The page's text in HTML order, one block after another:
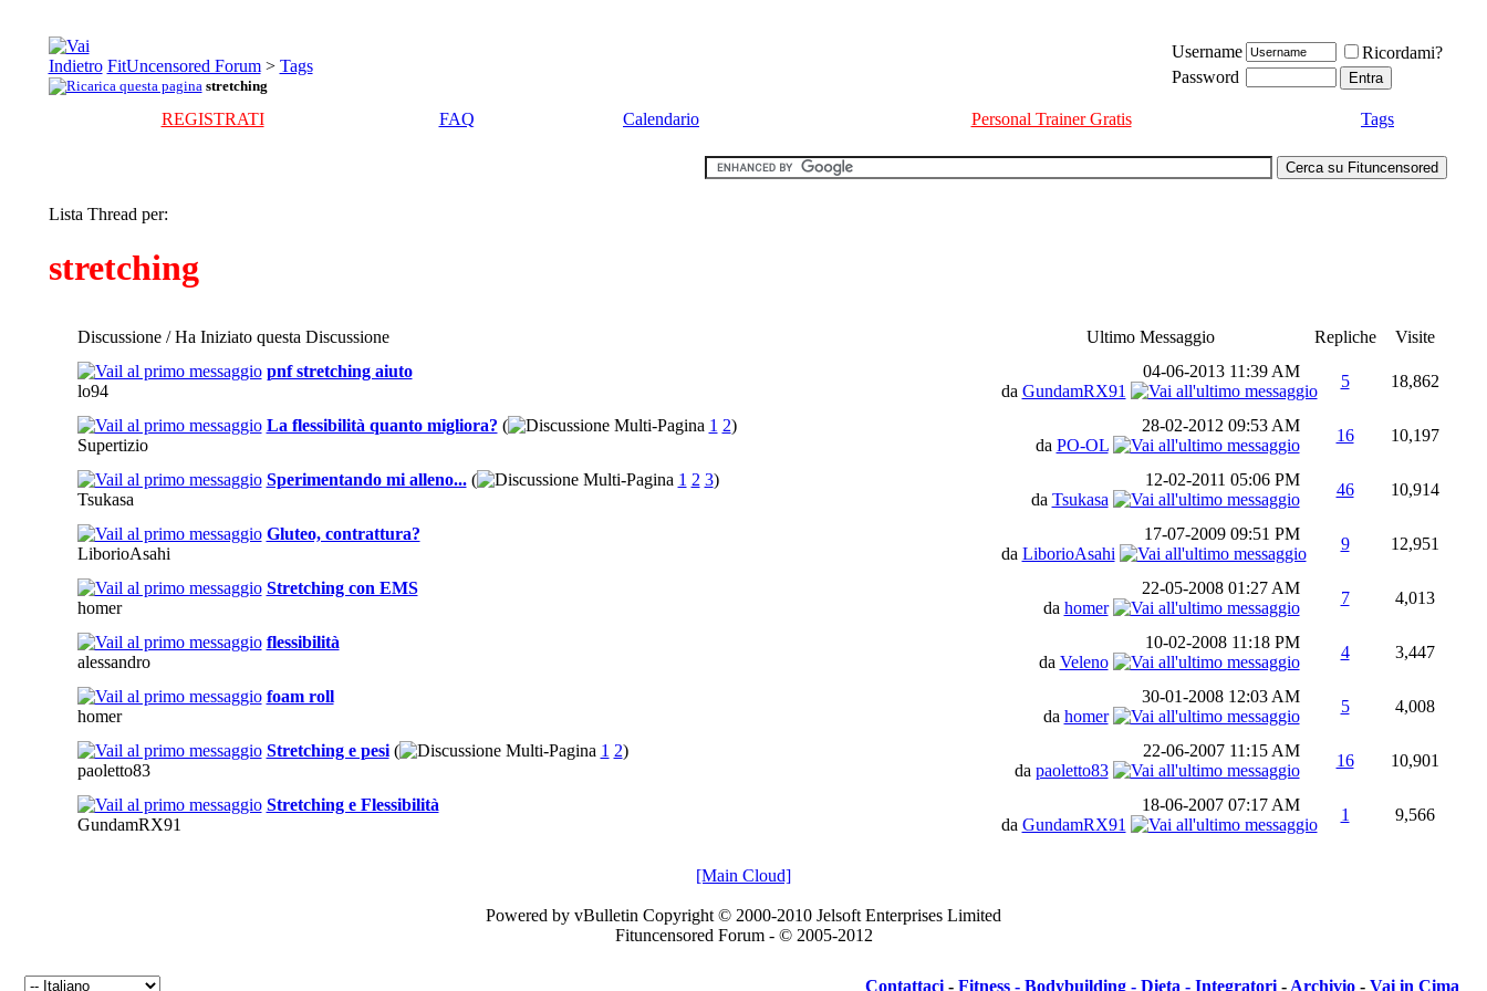
FitUncensored Forum > Tags
stretching
Username
Ricordami?
Password
REGISTRATI FAQ Calendario Personal Trainer Gratis Tags
Lista Thread per:
stretching
Discussione / Ha Iniziato questa Discussione Ultimo Messaggio Repliche
Visite
pnf stretching aiuto
lo94
04-06-2013 11:39 AM
da GundamRX91
5 18,862
La flessibilità quanto migliora? ( 1 2)
Supertizio
28-02-2012 09:53 AM
da PO-OL
16 10,197
Sperimentando mi alleno... ( 1 2 3)
Tsukasa
12-02-2011 05:06 PM
da Tsukasa
46 10,914
Gluteo, contrattura?
LiborioAsahi
17-07-2009 09:51 PM
da LiborioAsahi
9 12,951
Stretching con EMS
homer
22-05-2008 01:27 AM
da homer
7 4,013
flessibilità
alessandro
10-02-2008 11:18 PM
da Veleno
4 3,447
foam roll
homer
30-01-2008 12:03 AM
da homer
5 4,008
Stretching e pesi ( 1 2)
paoletto83
22-06-2007 11:15 AM
da paoletto83
16 10,901
Stretching e Flessibilità
GundamRX91
18-06-2007 07:17 AM
da GundamRX91
1 9,566
[Main Cloud]
Powered by vBulletin Copyright © 2000-2010 Jelsoft Enterprises Limited
Fituncensored Forum - © 2005-2012
Contattaci- Fitness - Bodybuilding - Dieta - Integratori- Archivio- Vai in Cima